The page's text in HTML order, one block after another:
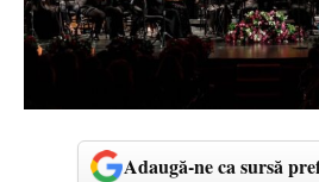
Adaugă-ne ca sursă